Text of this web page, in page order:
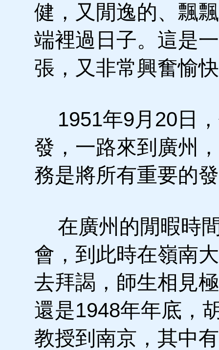
健，又閒逸的、飄
端裡過日子。這是
張，又非常興奮愉
1951年9月20日
發，一路來到廣州
務是將所有重要的
在廣州的閒暇時
會，到此時在嶺南
去拜謁，師生相見
還是1948年年底，
教授到南京，其中